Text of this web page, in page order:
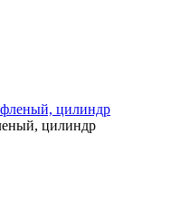
цилиндр